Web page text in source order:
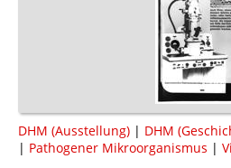
DHM (Ausstellung) | DHM
| Pathogener Mikroorganismus |